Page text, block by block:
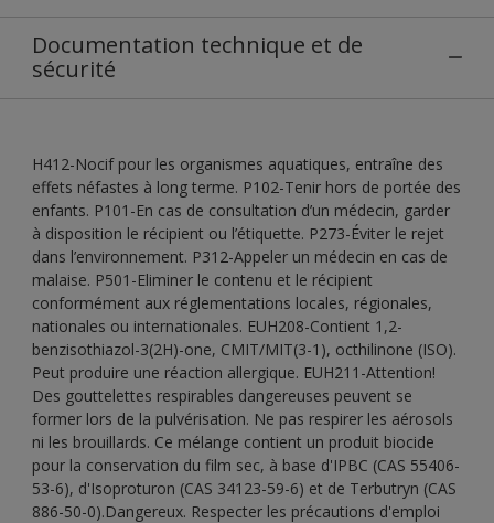
Documentation technique et de
sécurité
H412-Nocif pour les organismes aquatiques, entraîne des
effets néfastes à long terme. P102-Tenir hors de portée des
enfants. P101-En cas de consultation d’un médecin, garder
à disposition le récipient ou l’étiquette. P273-Éviter le rejet
dans l’environnement. P312-Appeler un médecin en cas de
malaise. P501-Eliminer le contenu et le récipient
conformément aux réglementations locales, régionales,
nationales ou internationales. EUH208-Contient 1,2-
benzisothiazol-3(2H)-one, CMIT/MIT(3-1), octhilinone (ISO).
Peut produire une réaction allergique. EUH211-Attention!
Des gouttelettes respirables dangereuses peuvent se
former lors de la pulvérisation. Ne pas respirer les aérosols
ni les brouillards. Ce mélange contient un produit biocide
pour la conservation du film sec, à base d'IPBC (CAS 55406-
53-6), d'Isoproturon (CAS 34123-59-6) et de Terbutryn (CAS
886-50-0).Dangereux. Respecter les précautions d'emploi